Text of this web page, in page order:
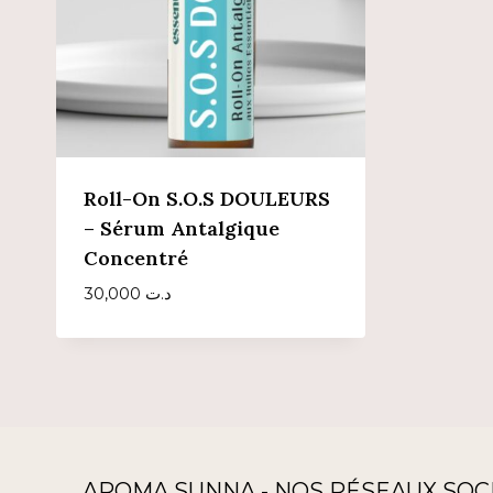
Roll-On S.O.S DOULEURS
– Sérum Antalgique
Concentré
د.ت